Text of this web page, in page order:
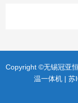
Copyright ©无锡冠亚
温一体机 | 苏